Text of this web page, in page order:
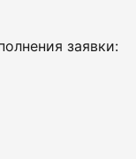
заявки: